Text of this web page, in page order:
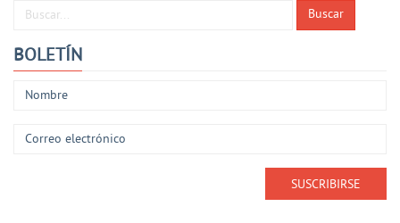
Buscar... Buscar
BOLETÍN